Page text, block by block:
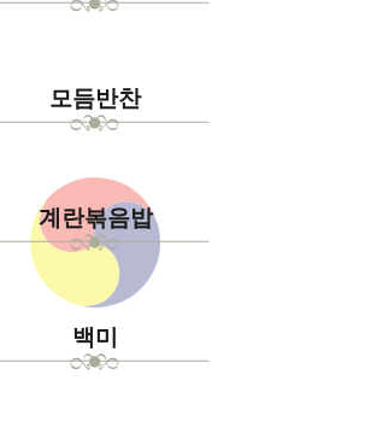
모듬반찬
계란볶음밥
백미